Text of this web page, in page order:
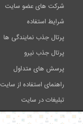
شرکت های عضو سایت
شرایط استفاده
پرتال جذب نمایندگی ها
پرتال جذب نیرو
پرسش های متداول
راهنمای استفاده از سایت
تبلیغات در سایت